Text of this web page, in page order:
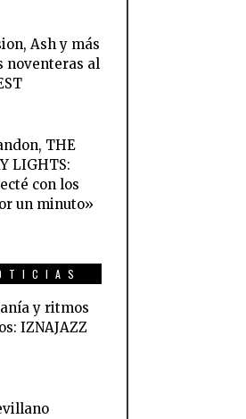
Ash y más
noventeras al
THE
LIGHTS:
con los
un minuto»
y ritmos
IZNAJAZZ